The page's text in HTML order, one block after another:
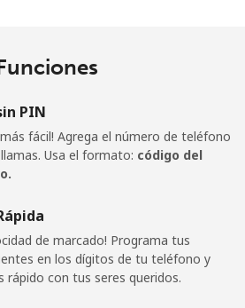
28 min por ⁦$10⁩ ⁦11¢⁩
665 min por ⁦$10⁩
416 min por ⁦$10⁩
PIN
más fácil! Agrega el número de teléfono
Usa el formato: código del
de marcado! Programa tus
en los dígitos de tu teléfono y
rápido con tus seres queridos.